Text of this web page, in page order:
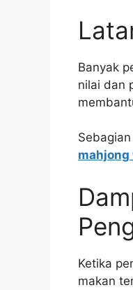
Banyak
nilai dan
mahjong
Ketika
makan